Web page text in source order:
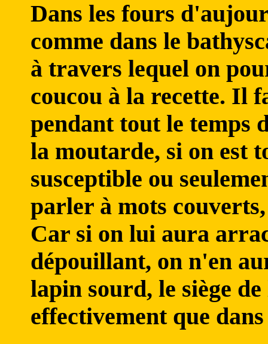
Dans les fours
comme dans le
à travers lequel on
coucou à la recette. Il
pendant tout le temps
la moutarde, si on est
susceptible ou
parler à mots
Car si on lui aura
dépouillant, on n'en
lapin sourd, le siège
effectivement que